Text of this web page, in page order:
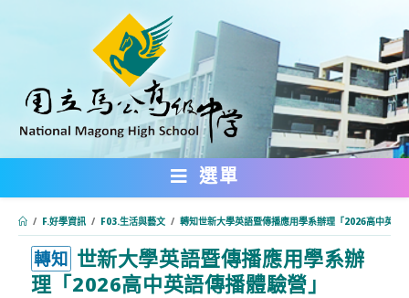
內
選單
/ F.好學資訊 / F03.生活與藝文 / 轉知世新大學英語暨傳播應用學系辦理「2026高中英語
轉知 世新大學英語暨傳播應用學系辦
理「2026高中英語傳播體驗營」